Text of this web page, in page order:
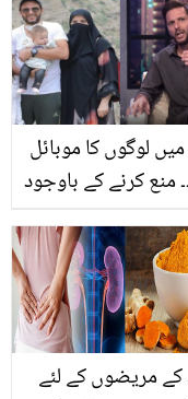
کو بھی حیرت
دیا
لوگوں کا موبائل
منع کرنے کے باوجود
بناتے رہے! شاہد
کے ساتھ عمرے کے
واقعہ پیش آیا؟
مریضوں کے لئے